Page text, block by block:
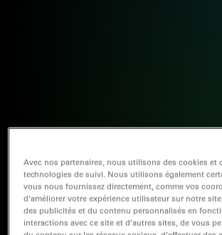
Avec nos partenaires, nous utilisons des cookies et
technologies de suivi. Nous utilisons également
vous nous fournissez directement, comme vos
d’améliorer votre expérience utilisateur sur notre
des publicités et du contenu personnalisés en
interactions avec ce site et d’autres sites, de vous